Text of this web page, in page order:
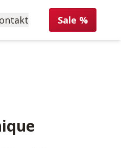
Sale %